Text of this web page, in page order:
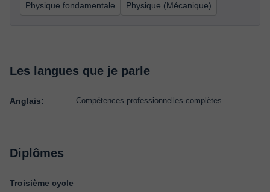
Physique fondamentale Physique (Mécanique)
Les langues que je parle
Anglais: Compétences professionnelles complètes
Diplômes
Troisième cycle